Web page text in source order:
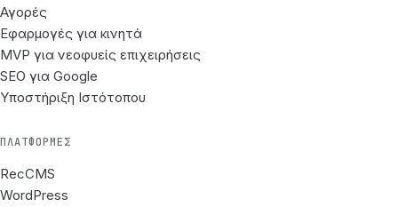
Αγορές
Εφαρμογές για κινητά
MVP για νεοφυείς επιχειρήσεις
SEO για Google
Υποστήριξη Ιστότοπου
ΠΛΑΤΦΌΡΜΕΣ
RecCMS
WordPress